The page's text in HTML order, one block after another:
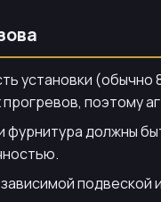
установки (обычно
поэтому
должны